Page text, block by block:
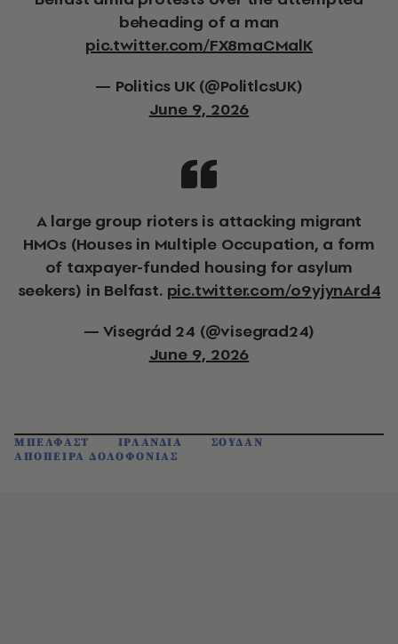
beheading of a man
pic.twitter.com/FX8maCMalK
— Politics UK (@PolitlcsUK)
June 9, 2026
A large group rioters is attacking migrant
HMOs (Houses in Multiple Occupation, a form
of taxpayer-funded housing for asylum
seekers) in Belfast. pic.twitter.com/o9yjynArd4
— Visegrád 24 (@visegrad24)
June 9, 2026
ΜΠΕΛΦΑΣΤ ΙΡΛΑΝΔΙΑ
ΣΟΥΔΑΝ
ΑΠΟΠΕΙΡΑ ΔΟΛΟΦΟΝΙΑΣ